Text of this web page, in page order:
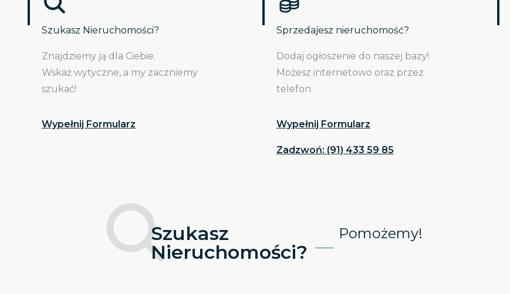
Szukasz Nieruchomości?
Znajdziemy ją dla Ciebie.
Wskaż wytyczne, a my zaczniemy
szukać!
Wypełnij Formularz
Sprzedajesz nieruchomość?
Dodaj ogłoszenie do naszej bazy!
Możesz internetowo oraz przez
telefon.
Wypełnij Formularz
Zadzwoń: (91) 433 59 85
Szukasz
Nieruchomości?
Pomożemy!